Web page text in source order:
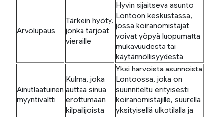
Arvolupaus
Tärkein hyöty,
jonka tarjoat
vieraille
Hyvin sijaitseva asunto
Lontoon keskustassa,
jossa koiranomistajat
voivat yöpyä luopumatta
mukavuudesta tai
käytännöllisyydestä
Ainutlaatuinen
myyntivaltti
Kulma, joka
auttaa sinua
erottumaan
kilpailijoista
Yksi harvoista asunnoista
Lontoossa, joka on
suunniteltu erityisesti
koiranomistajille, suurella
yksityisellä ulkotilalla ja